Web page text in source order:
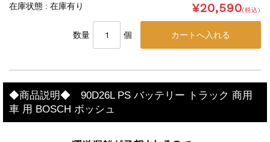
在庫状態 : 在庫有り ¥20,590(税込)
数量 個
◆商品説明◆ 90D26L PS バッテリー トラック 商用
車 用 BOSCH ボッシュ